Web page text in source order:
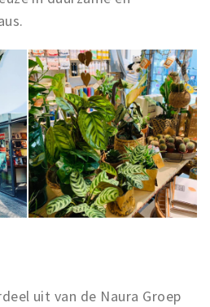
uit van de Naura Groep